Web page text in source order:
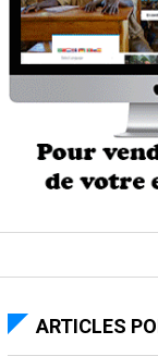
ARTICLES